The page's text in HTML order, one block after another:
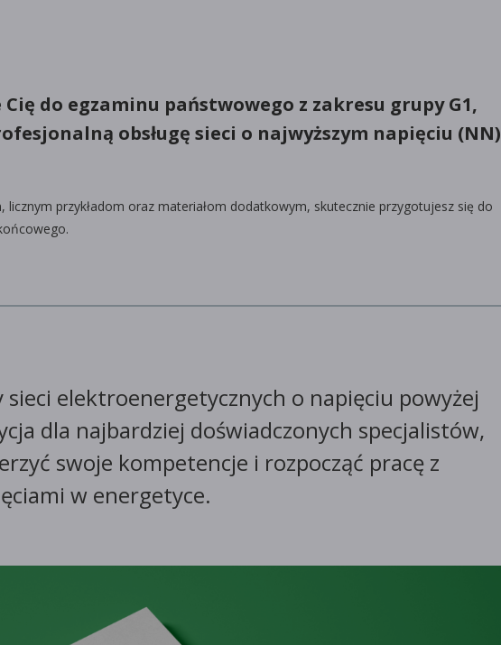
do egzaminu państwowego z zakresu grupy G1,
obsługę sieci o najwyższym napięciu (NN)
licznym przykładom oraz materiałom dodatkowym, skutecznie przygotujesz się do
sieci elektroenergetycznych o napięciu powyżej
dla najbardziej doświadczonych specjalistów,
swoje kompetencje i rozpocząć pracę z
w energetyce.